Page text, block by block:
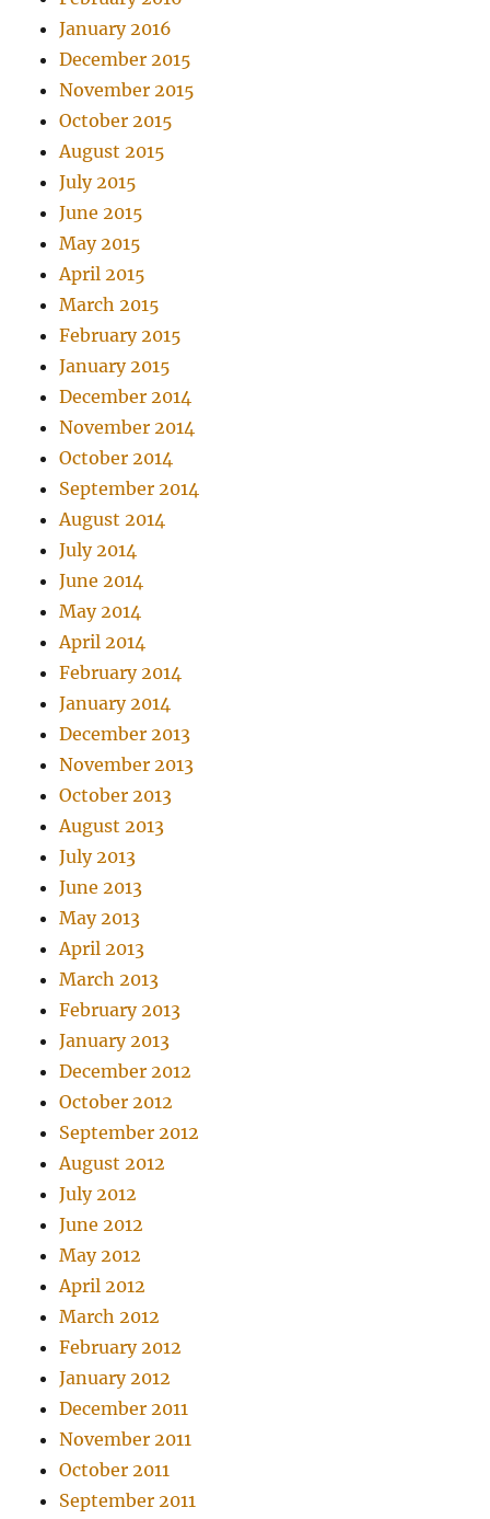
January 2016
December 2015
November 2015
October 2015
August 2015
July 2015
June 2015
May 2015
April 2015
March 2015
February 2015
January 2015
December 2014
November 2014
October 2014
September 2014
August 2014
July 2014
June 2014
May 2014
April 2014
February 2014
January 2014
December 2013
November 2013
October 2013
August 2013
July 2013
June 2013
May 2013
April 2013
March 2013
February 2013
January 2013
December 2012
October 2012
September 2012
August 2012
July 2012
June 2012
May 2012
April 2012
March 2012
February 2012
January 2012
December 2011
November 2011
October 2011
September 2011